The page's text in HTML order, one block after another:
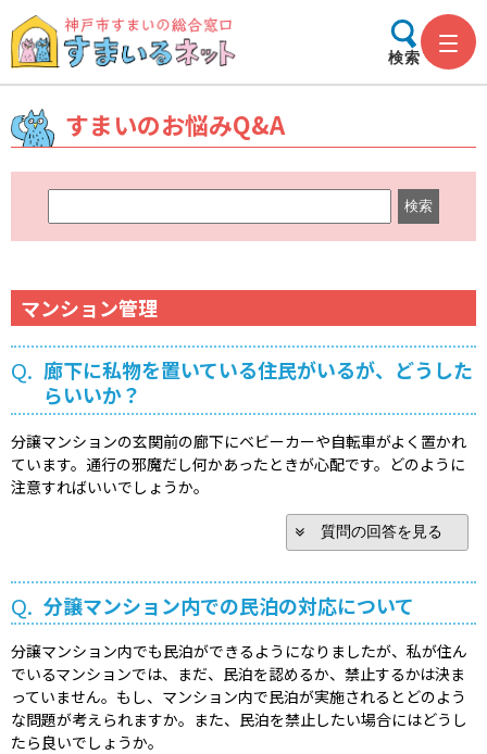
検索
すまいのお悩みQ&A
ド
検
マンション管理
Q. 廊下に私物を置いている住民がいるが、どうした
らいいか？
分譲マンションの玄関前の廊下にベビーカーや自転車がよく置かれ
ています。通行の邪魔だし何かあったときが心配です。どのように
注意すればいいでしょうか。
質問の回答を見る
Q. 分譲マンション内での民泊の対応について
分譲マンション内でも民泊ができるようになりましたが、私が住ん
でいるマンションでは、まだ、民泊を認めるか、禁止するかは決ま
っていません。もし、マンション内で民泊が実施されるとどのよう
な問題が考えられますか。また、民泊を禁止したい場合にはどうし
たら良いでしょうか。